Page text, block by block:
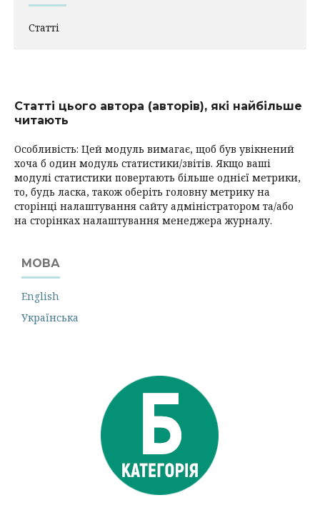
Статті
Статті цього автора (авторів), які найбільше
читають
Особливість: Цей модуль вимагає, щоб був увікнений
хоча б один модуль статистики/звітів. Якщо ваші
модулі статистики повертають більше однієї метрики,
то, будь ласка, також оберіть головну метрику на
сторінці налаштування сайту адміністратором та/або
на сторінках налаштування менеджера журналу.
МОВА
English
Українська